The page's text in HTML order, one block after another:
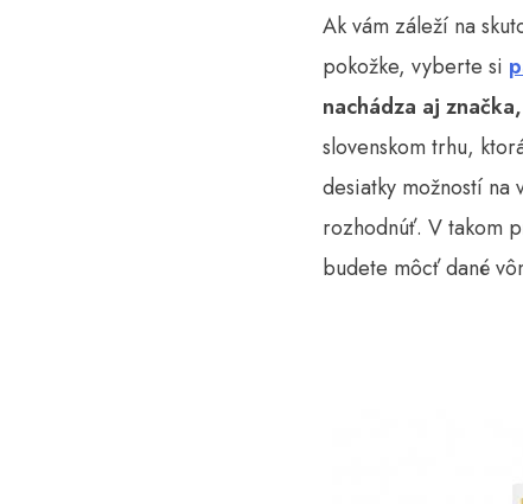
Ak vám záleží na
pokožke, vyberte si
nachádza aj
slovenskom trhu,
desiatky možností
rozhodnúť. V takom
budete môcť dané